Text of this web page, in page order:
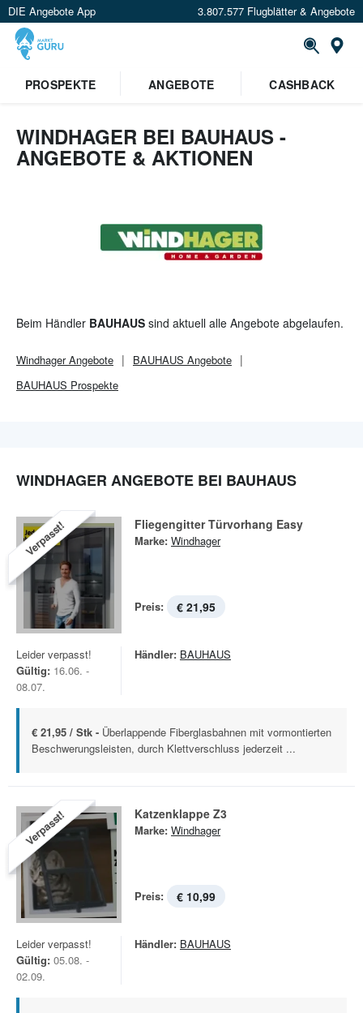
DIE Angebote App 3.807.577 Flugblätter & Angebote
Standort festlegen
PROSPEKTE ANGEBOTE CASHBACK
WINDHAGER BEI BAUHAUS -
ANGEBOTE & AKTIONEN
Beim Händler BAUHAUS sind aktuell alle Angebote abgelaufen.
WindhagerAngebote BAUHAUS Angebote
BAUHAUS Prospekte
WINDHAGER ANGEBOTE BEI BAUHAUS
Verpasst! Fliegengitter Türvorhang Easy
Marke: Windhager
Preis: € 21,95
Leider verpasst!
Gültig: 16.06. -
08.07.
Händler: BAUHAUS
€ 21,95 / Stk - Überlappende Fiberglasbahnen mit vormontierten
Beschwerungsleisten, durch Klettverschluss jederzeit ...
Verpasst! Katzenklappe Z3
Marke: Windhager
Preis: € 10,99
Leider verpasst!
Gültig: 05.08. -
02.09.
Händler: BAUHAUS